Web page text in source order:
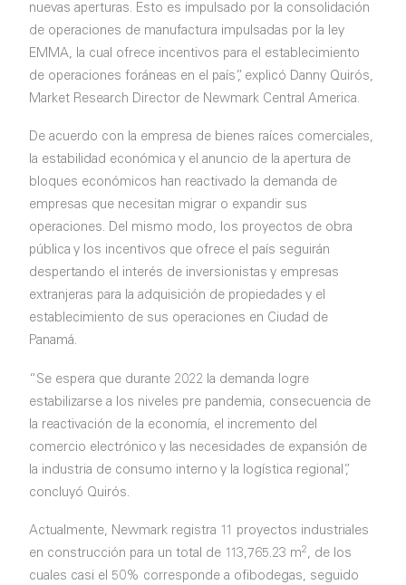
nuevas aperturas. Esto es impulsado por la consolidación
de operaciones de manufactura impulsadas por la ley
EMMA, la cual ofrece incentivos para el establecimiento
de operaciones foráneas en el país”, explicó Danny Quirós,
Market Research Director de Newmark Central America.
De acuerdo con la empresa de bienes raíces comerciales,
la estabilidad económica y el anuncio de la apertura de
bloques económicos han reactivado la demanda de
empresas que necesitan migrar o expandir sus
operaciones. Del mismo modo, los proyectos de obra
pública y los incentivos que ofrece el país seguirán
despertando el interés de inversionistas y empresas
extranjeras para la adquisición de propiedades y el
establecimiento de sus operaciones en Ciudad de
Panamá.
“Se espera que durante 2022 la demanda logre
estabilizarse a los niveles pre pandemia, consecuencia de
la reactivación de la economía, el incremento del
comercio electrónico y las necesidades de expansión de
la industria de consumo interno y la logística regional”,
concluyó Quirós.
Actualmente, Newmark registra 11 proyectos industriales
en construcción para un total de 113,765.23 m2, de los
cuales casi el 50% corresponde a ofibodegas, seguido